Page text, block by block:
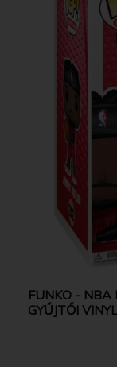
FUNKO - NBA
GYŰJTŐI